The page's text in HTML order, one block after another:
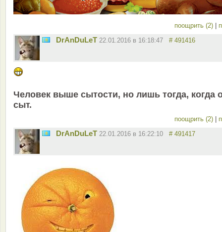
поощрить (2)
DrAnDuLeT 22.01.2016 в 16:18:47 # 491416
Человек выше сытости, но лишь тогда, когда
сыт.
поощрить (2)
DrAnDuLeT 22.01.2016 в 16:22:10 # 491417